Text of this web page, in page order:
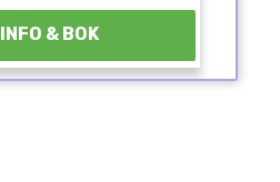
INFO & BOK